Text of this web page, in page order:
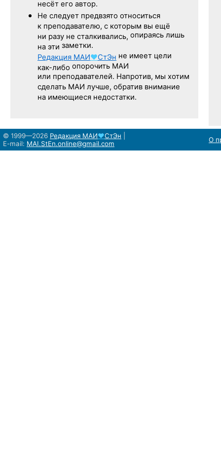
несёт его автор.
Не следует предвзято относиться
к преподавателю, с которым вы ещё
ни разу не сталкивались, опираясь лишь
на эти заметки.
Редакция МАИ♥СтЭн не имеет цели
как-либо опорочить МАИ
или преподавателей. Напротив, мы хотим
сделать МАИ лучше, обратив внимание
на имеющиеся недостатки.
© 1999—2026 Редакция МАИ♥СтЭн
E-mail: MAI.StEn.online@gmail.com О